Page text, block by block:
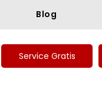
Blog
Service Gratis